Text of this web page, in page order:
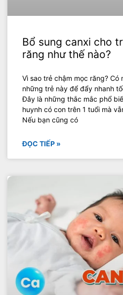
Bổ sung canxi cho
răng như thế nào?
Vì sao trẻ chậm mọc răng? Có
những trẻ này để đẩy nhanh
Đây là những thắc mắc phổ
huynh có con trên 1 tuổi mà
Nếu bạn cũng có
ĐỌC TIẾP »